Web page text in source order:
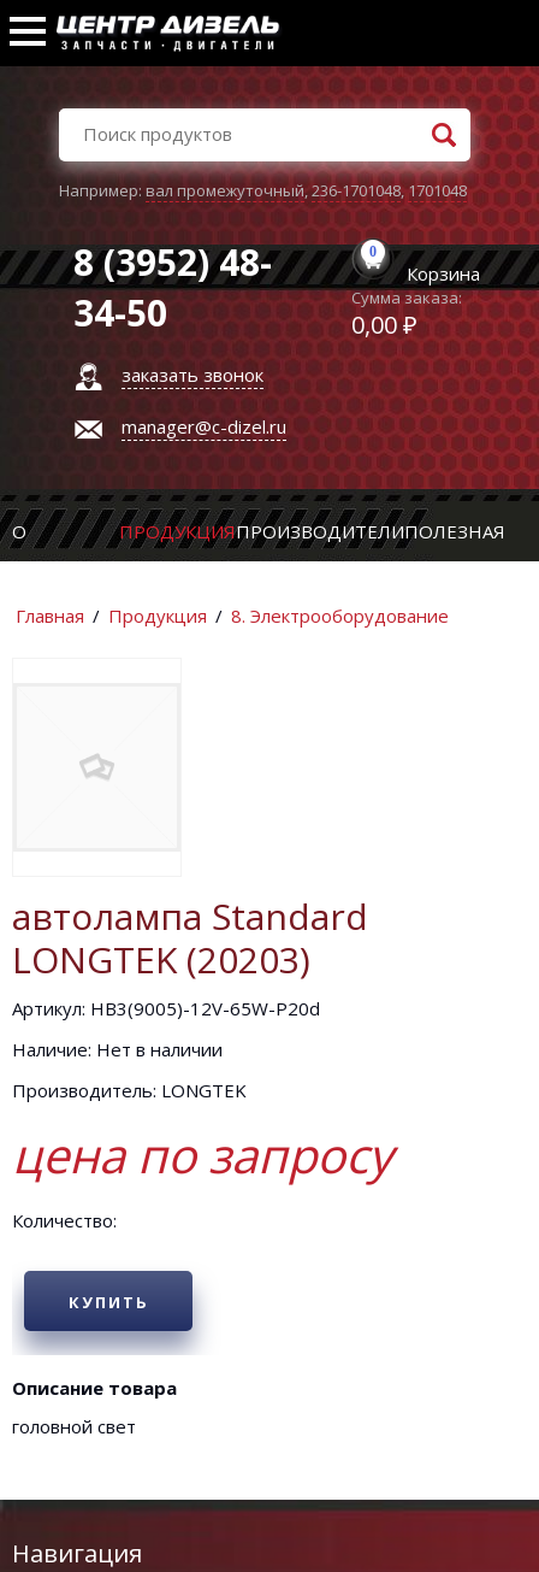
Например:вал промежуточный,236-1701048,1701048
8 (3952) 48-
34-50
заказать звонок
manager@c-dizel.ru
0
Корзина
Сумма заказа:
0,00 ₽
О ПРОДУКЦИЯПРОИЗВОДИТЕЛИПОЛЕЗНАЯ
Главная / Продукция / 8. Электрооборудование
автолампа Standard
LONGTEK (20203)
Артикул: HB3(9005)-12V-65W-P20d
Наличие: Нет в наличии
Производитель: LONGTEK
цена по запросу
Количество:
КУПИТЬ
Описание товара
головной свет
Навигация